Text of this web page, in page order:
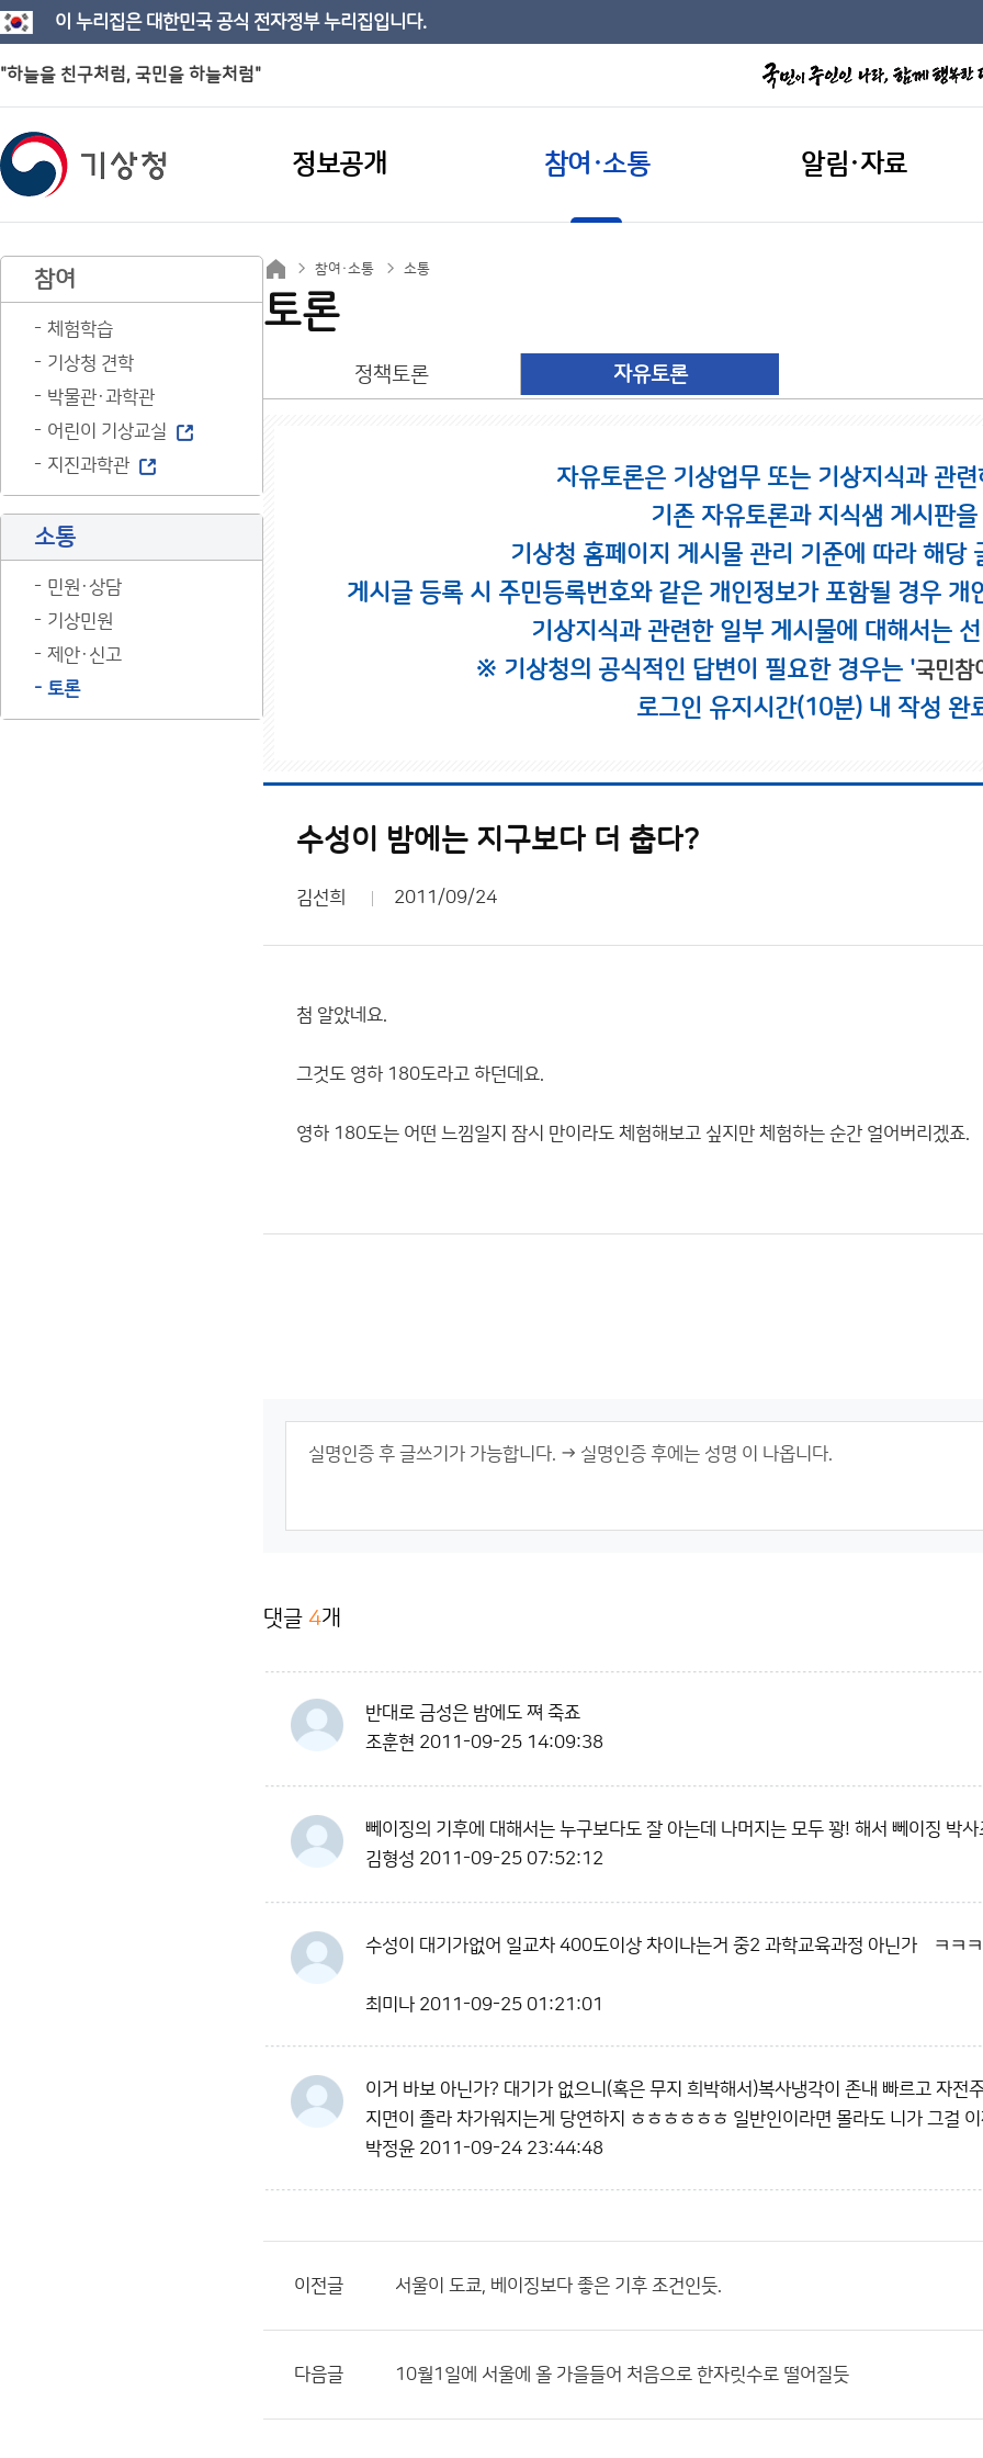
이 누리집은 대한민국 공식 전자정부 누리집입니다.
"하늘을 친구처럼, 국민을 하늘처럼"
정보공개 참여·소통 알림·자료
참여
체험학습
기상청 견학
박물관·과학관
어린이 기상교실
지진과학관
소통
민원·상담
기상민원
제안·신고
토론
참여·소통 소통
토론
정책토론 자유토론
자유토론은 기상업무 또는 기상지식과 관
기존 자유토론과 지식샘 게시판
기상청 홈페이지 게시물 관리 기준에 따라 해당
게시글 등록 시 주민등록번호와 같은 개인정보가 포함될 경우
기상지식과 관련한 일부 게시물에 대해서는
※ 기상청의 공식적인 답변이 필요한 경우는 '국민참
로그인 유지시간(10분) 내 작성 완
수성이 밤에는 지구보다 더 춥다?
김선희 2011/09/24
첨 알았네요.
그것도 영하 180도라고 하던데요.
영하 180도는 어떤 느낌일지 잠시 만이라도 체험해보고 싶지만 체험하는 순간 얼어버리겠죠.
댓글 4개
반대로 금성은 밤에도 쪄 죽죠
조훈현 2011-09-25 14:09:38
뻬이징의 기후에 대해서는 누구보다도 잘 아는데 나머지는 모두 꽝! 해서 뻬이징 박사
김형성 2011-09-25 07:52:12
수성이 대기가없어 일교차 400도이상 차이나는거 중2 과학교육과정 아닌가욬ㅋㅋ
최미나 2011-09-25 01:21:01
이거 바보 아닌가? 대기가 없으니(혹은 무지 희박해서)복사냉각이 존내 빠르고 자
지면이 졸라 차가워지는게 당연하지 ㅎㅎㅎㅎㅎㅎ 일반인이라면 몰라도 니가 그걸
박정윤 2011-09-24 23:44:48
이전글 서울이 도쿄, 베이징보다 좋은 기후 조건인듯.
다음글 10월1일에 서울에 올 가을들어 처음으로 한자릿수로 떨어질듯